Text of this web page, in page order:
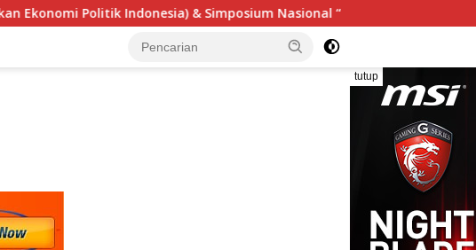
“Urgensi Undang-Undang Perekonomian Nasional dan
tutup